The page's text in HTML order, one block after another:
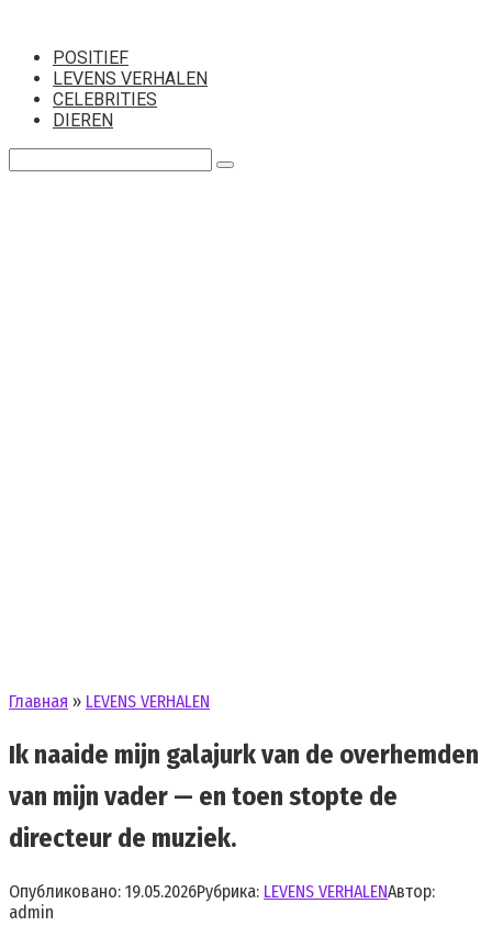
контентуPOSITIEF
LEVENS VERHALEN
CELEBRITIES
DIEREN
Главная » LEVENS VERHALEN
Ik naaide mijn galajurk van de overhemden
van mijn vader — en toen stopte de
directeur de muziek.
Опубликовано: 19.05.2026Рубрика: LEVENS VERHALENАвтор:
admin